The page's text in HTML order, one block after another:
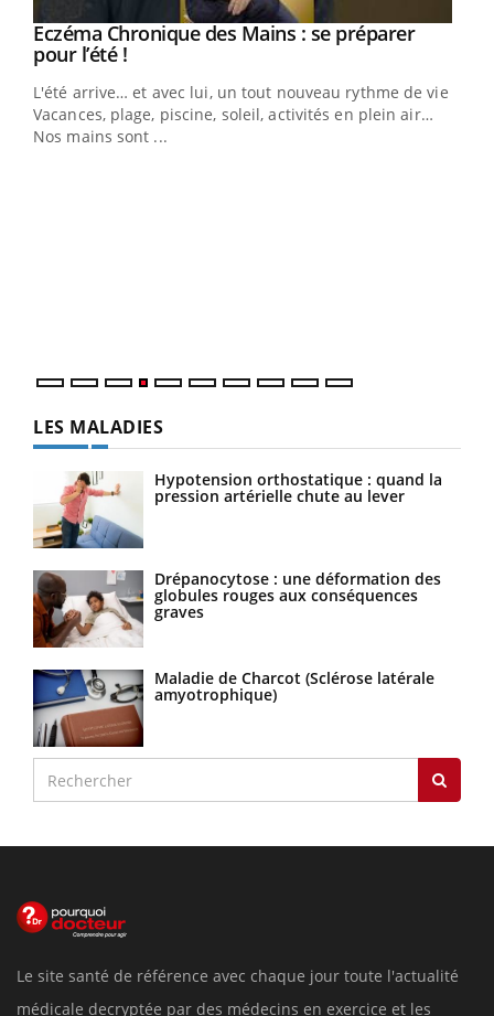
Youtube
Eczéma Chronique des Mains : se préparer
pour l’été !Youtube
L'été arrive… et avec lui, un tout nouveau rythme de vie !
Vacances, plage, piscine, soleil, activités en plein air…
Nos mains sont ...
LES MALADIES
Hypotension orthostatique : quand la
pression artérielle chute au lever
Drépanocytose : une déformation des
globules rouges aux conséquences
graves
Maladie de Charcot (Sclérose latérale
amyotrophique)
Le site santé de référence avec chaque jour toute l'actualité
médicale decryptée par des médecins en exercice et les